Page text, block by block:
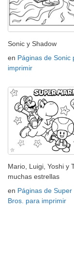
Sonic y Shadow
en Páginas de Sonic
imprimir
Mario, Luigi, Yoshi y
muchas estrellas
en Páginas de Super
Bros. para imprimir